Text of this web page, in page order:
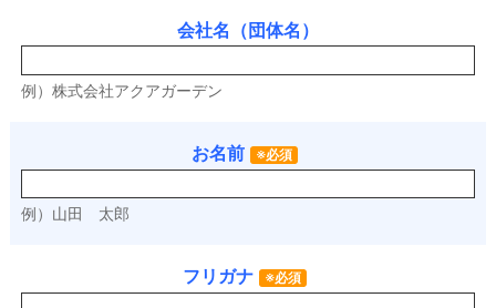
会社名（団体名）
例）株式会社アクアガーデン
お名前 ※必須
例）山田 太郎
フリガナ ※必須